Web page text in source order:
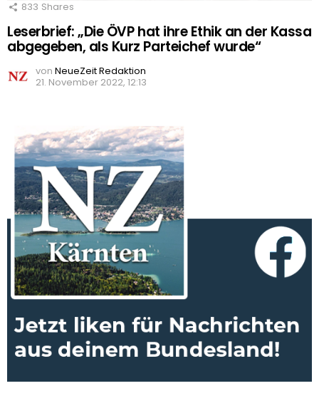
833 Shares
Leserbrief: „Die ÖVP hat ihre Ethik an der Kassa
abgegeben, als Kurz Parteichef wurde“
von NeueZeit Redaktion
21. November 2022, 12:13